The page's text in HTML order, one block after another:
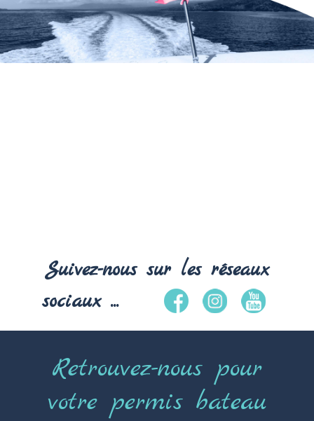
Suivez-nous sur les réseaux
sociaux ...
Retrouvez-nous pour
votre permis bateau